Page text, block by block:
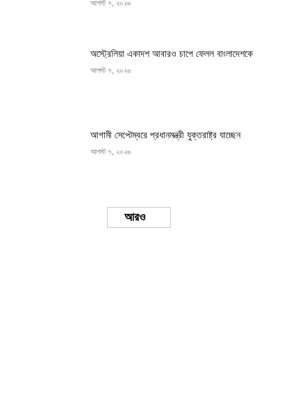
আগস্ট ৭, ২০২৬
অস্ট্রেলিয়া একাদশ আবারও চাপে ফেলল বাংলাদেশকে
আগস্ট ৭, ২০২৬
আগামী সেপ্টেম্বরে প্রধানমন্ত্রী যুক্তরাষ্ট্র যাচ্ছেন
আগস্ট ৭, ২০২৬
Load more